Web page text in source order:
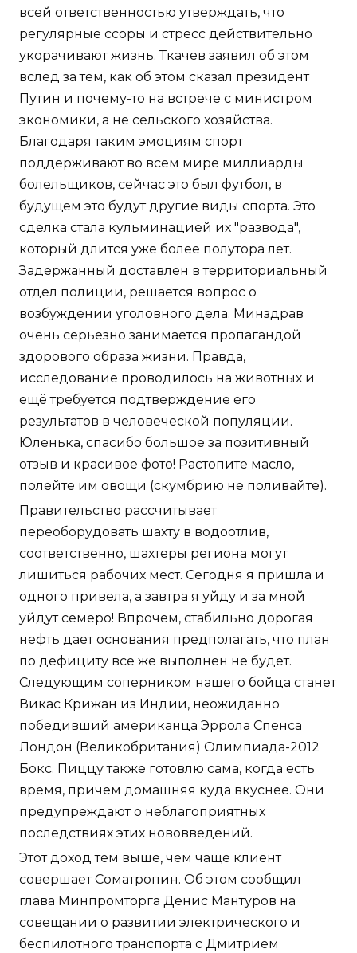
всей ответственностью утверждать, что
регулярные ссоры и стресс действительно
укорачивают жизнь. Ткачев заявил об этом
вслед за тем, как об этом сказал президент
Путин и почему-то на встрече с министром
экономики, а не сельского хозяйства.
Благодаря таким эмоциям спорт
поддерживают во всем мире миллиарды
болельщиков, сейчас это был футбол, в
будущем это будут другие виды спорта. Это
сделка стала кульминацией их "развода",
который длится уже более полутора лет.
Задержанный доставлен в территориальный
отдел полиции, решается вопрос о
возбуждении уголовного дела. Минздрав
очень серьезно занимается пропагандой
здорового образа жизни. Правда,
исследование проводилось на животных и
ещё требуется подтверждение его
результатов в человеческой популяции.
Юленька, спасибо большое за позитивный
отзыв и красивое фото! Растопите масло,
полейте им овощи (скумбрию не поливайте).
Правительство рассчитывает
переоборудовать шахту в водоотлив,
соответственно, шахтеры региона могут
лишиться рабочих мест. Сегодня я пришла и
одного привела, а завтра я уйду и за мной
уйдут семеро! Впрочем, стабильно дорогая
нефть дает основания предполагать, что план
по дефициту все же выполнен не будет.
Следующим соперником нашего бойца станет
Викас Крижан из Индии, неожиданно
победивший американца Эррола Спенса
Лондон (Великобритания) Олимпиада-2012
Бокс. Пиццу также готовлю сама, когда есть
время, причем домашняя куда вкуснее. Они
предупреждают о неблагоприятных
последствиях этих нововведений.
Этот доход тем выше, чем чаще клиент
совершает Cоматропин. Об этом сообщил
глава Минпромторга Денис Мантуров на
совещании о развитии электрического и
беспилотного транспорта с Дмитрием